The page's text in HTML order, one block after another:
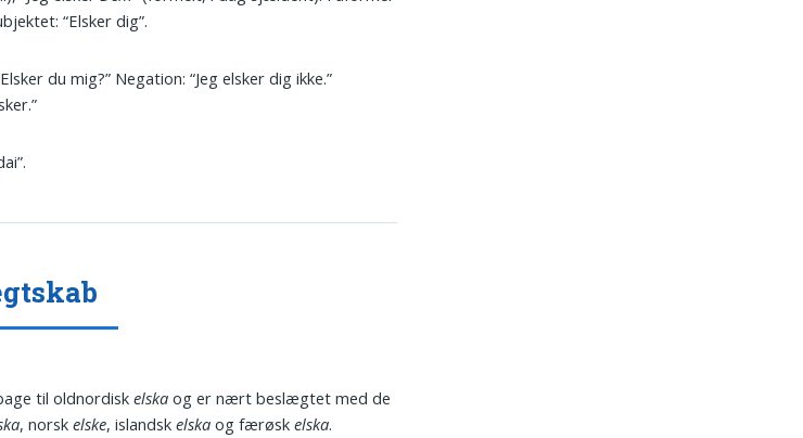
“Elsker dig”.
du mig?” Negation: “Jeg elsker dig ikke.”
til oldnordiskelska og er nært beslægtet med de
, norskelske, islandskelska og færøskelska.